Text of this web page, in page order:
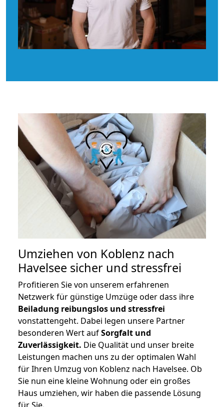
Umziehen von Koblenz nach
Havelsee sicher und stressfrei
Profitieren Sie von unserem erfahrenen
Netzwerk für günstige Umzüge oder dass ihre
Beiladung reibungslos und stressfrei
vonstattengeht. Dabei legen unsere Partner
besonderen Wert aufSorgfalt und
Zuverlässigkeit. Die Qualität und unser breite
Leistungen machen uns zu der optimalen Wahl
für Ihren Umzug von Koblenz nach Havelsee. Ob
Sie nun eine kleine Wohnung oder ein großes
Haus umziehen, wir haben die passende Lösung